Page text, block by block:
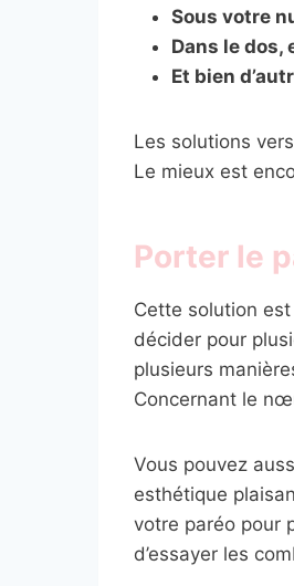
Sous votre
Dans le dos,
Et bien
Les solutions
Le mieux est
Porter le
Cette solution
décider pour
plusieurs
Concernant le
Vous pouvez
esthétique
votre paréo pour
d’essayer les